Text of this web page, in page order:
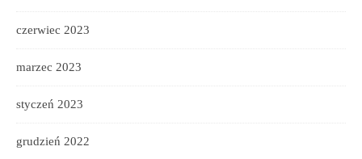
czerwiec 2023
marzec 2023
styczeń 2023
grudzień 2022